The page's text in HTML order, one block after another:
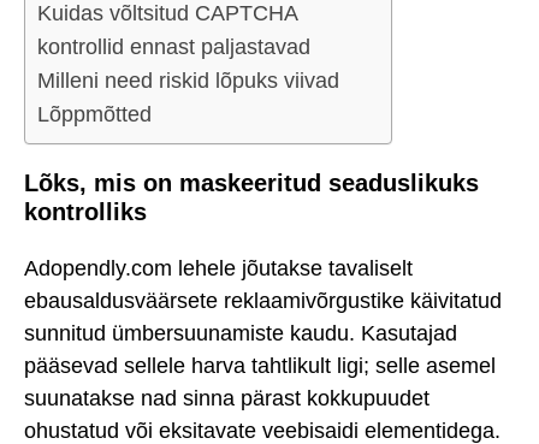
Kuidas võltsitud CAPTCHA
kontrollid ennast paljastavad
Milleni need riskid lõpuks viivad
Lõppmõtted
Lõks, mis on maskeeritud seaduslikuks
kontrolliks
Adopendly.com lehele jõutakse tavaliselt
ebausaldusväärsete reklaamivõrgustike käivitatud
sunnitud ümbersuunamiste kaudu. Kasutajad
pääsevad sellele harva tahtlikult ligi; selle asemel
suunatakse nad sinna pärast kokkupuudet
ohustatud või eksitavate veebisaidi elementidega.